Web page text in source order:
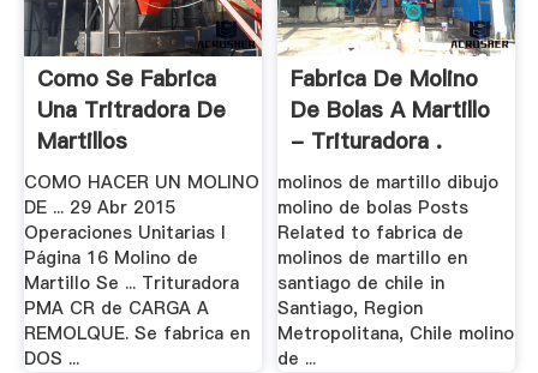
Como Se Fabrica
Una Tritradora De
Martillos
COMO HACER UN MOLINO
DE ... 29 Abr 2015
Operaciones Unitarias I
Página 16 Molino de
Martillo Se ... Trituradora
PMA CR de CARGA A
REMOLQUE. Se fabrica en
DOS ...
Fabrica De Molino
De Bolas A Martillo
- Trituradora .
molinos de martillo dibujo
molino de bolas Posts
Related to fabrica de
molinos de martillo en
santiago de chile in
Santiago, Region
Metropolitana, Chile molino
de ...